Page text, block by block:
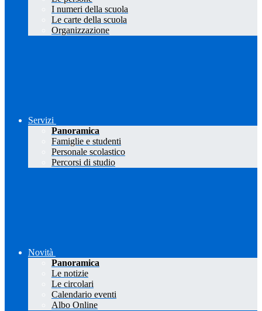
I numeri della scuola
Le carte della scuola
Organizzazione
Servizi
Panoramica
Famiglie e studenti
Personale scolastico
Percorsi di studio
Novità
Panoramica
Le notizie
Le circolari
Calendario eventi
Albo Online